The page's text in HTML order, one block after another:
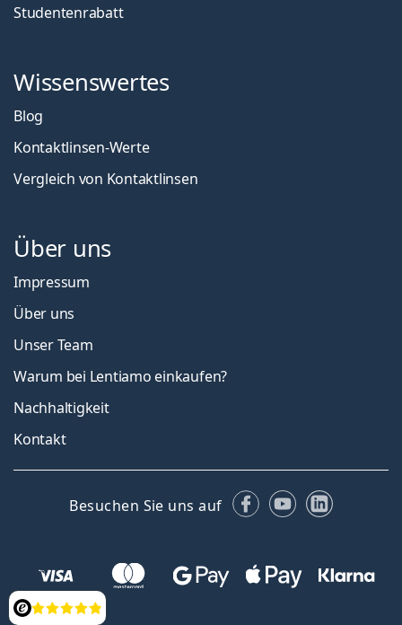
Bewertung
Studentenrabatt
Wissenswertes
Blog
Kontaktlinsen-Werte
Vergleich von Kontaktlinsen
Über uns
Impressum
Über uns
Unser Team
Warum bei Lentiamo einkaufen?
Nachhaltigkeit
Kontakt
Besuchen Sie uns auf Facebook
YouTubeLinkedIn